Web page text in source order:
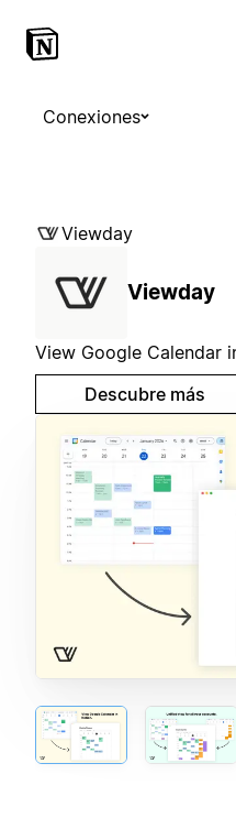
Conexiones
Viewday
Viewday
View Google Calendar
Descubre más